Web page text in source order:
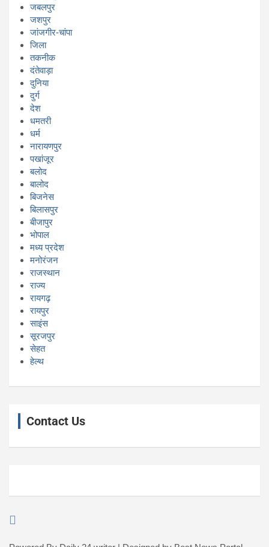
जबलपुर
जशपुर
जांजगीर-चांपा
जिला
तकनीक
दंतेवाड़ा
दुनिया
दुर्ग
देश
धमतरी
धर्म
नारायणपुर
पखांजूर
बलोद
बालोद
बिजनेस
बिलासपुर
बीजापुर
भोपाल
मध्य प्रदेश
मनोरंजन
राजस्थान
राज्य
रायगढ़
रायपुर
साइंस
सूरजपुर
सेहत
हेल्थ
Contact Us